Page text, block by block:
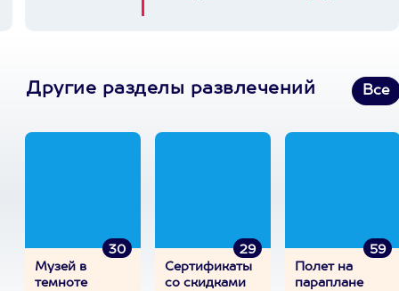
Другие разделы развлечений Все
30
Музей в
темноте
29
Сертификаты
со скидками
59
Полет на
параплане